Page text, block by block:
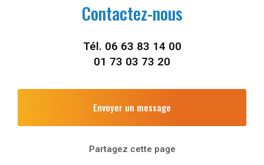
Contactez-nous
Tél. 06 63 83 14 00
01 73 03 73 20
Envoyer un message
Partagez cette page